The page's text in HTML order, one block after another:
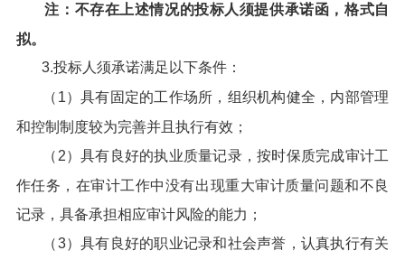
注：不存在上述情况的投标人须提供承诺函，格式自
拟。
3.投标人须承诺满足以下条件：
（1）具有固定的工作场所，组织机构健全，内部管理
和控制制度较为完善并且执行有效；
（2）具有良好的执业质量记录，按时保质完成审计工
作任务，在审计工作中没有出现重大审计质量问题和不良
记录，具备承担相应审计风险的能力；
（3）具有良好的职业记录和社会声誉，认真执行有关